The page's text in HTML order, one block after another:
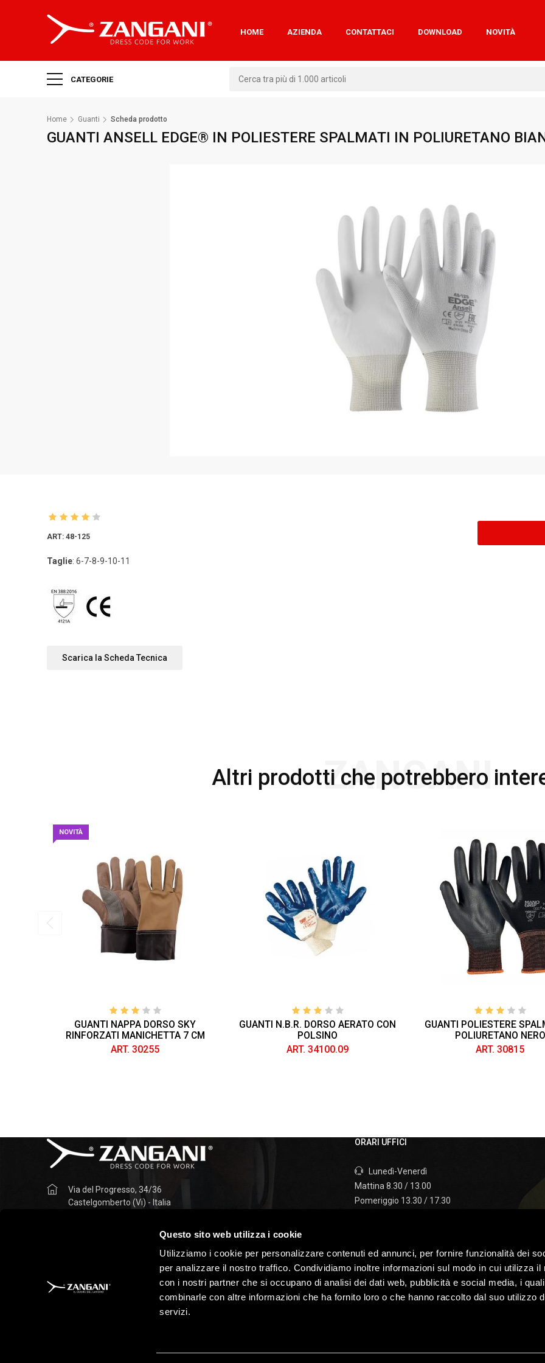
Questo sito web utilizza i cookie
Utilizziamo i cookie per personalizzare contenuti ed annunci, per fornire funzionalità dei
per analizzare il nostro traffico. Condividiamo inoltre informazioni sul modo in cui utilizza il
con i nostri partner che si occupano di analisi dei dati web, pubblicità e social media, i
combinarle con altre informazioni che ha fornito loro o che hanno raccolto dal suo utilizzo
servizi.
HOME AZIENDA CONTATTACI DOWNLOAD NOVITÀ
CATEGORIE
Home Guanti Scheda prodotto
GUANTI ANSELL EDGE® IN POLIESTERE SPALMATI IN POLIURETANO
ART: 48-125
Taglie: 6-7-8-9-10-11
Scarica la Scheda Tecnica
Altri prodotti che potrebbero
ZANGANI
NOVITÀ
GUANTI NAPPA DORSO SKY
RINFORZATI MANICHETTA 7 CM
ART. 30255
GUANTI N.B.R. DORSO AERATO CON
POLSINO
ART. 34100.09
GUANTI POLIESTERE
POLIURETANO NERO
ART. 30815
Via del Progresso, 34/36
Castelgomberto (Vi) - Italia
ORARI UFFICI
Lunedì-Venerdì
Mattina 8.30 / 13.00
Pomeriggio 13.30 / 17.30